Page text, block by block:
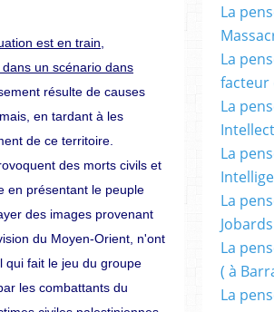
est en train,
un scénario dans
résulte de causes
en tardant à les
de ce territoire.
des morts civils et
en présentant le peuple
des images provenant
du Moyen-Orient, n'ont
qui fait le jeu du groupe
les combattants du
La
La
facteur
La
La
La
La
( à
La